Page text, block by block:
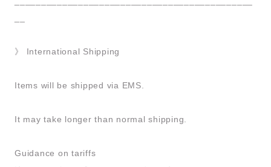
》 International Shipping
Items will be shipped via EMS.
It may take longer than normal shipping.
Guidance on tariffs